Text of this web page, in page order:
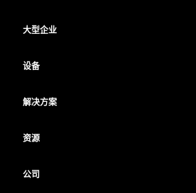
大型企业
设备
解决方案
资源
公司